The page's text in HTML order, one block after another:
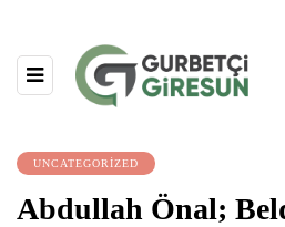
UNCATEGORIZED
Abdullah Önal;